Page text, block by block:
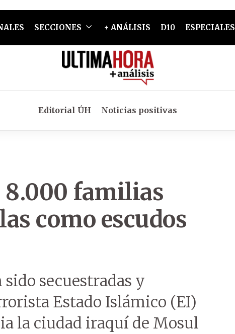
SECCIONES + ANÁLISIS D10 ESPECIALES
Editorial ÚH Noticias positivas
8.000 familias
como escudos
secuestradas y
Estado Islámico (EI)
la ciudad iraquí de Mosul